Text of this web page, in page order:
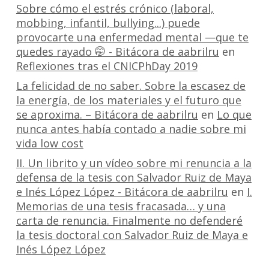
Sobre cómo el estrés crónico (laboral,
mobbing, infantil, bullying...) puede
provocarte una enfermedad mental —que te
quedes rayado 🤭 - Bitácora de aabrilru en
Reflexiones tras el CNICPhDay 2019
La felicidad de no saber. Sobre la escasez de
la energía, de los materiales y el futuro que
se aproxima. – Bitácora de aabrilru en Lo que
nunca antes había contado a nadie sobre mi
vida low cost
II. Un librito y un vídeo sobre mi renuncia a la
defensa de la tesis con Salvador Ruiz de Maya
e Inés López López - Bitácora de aabrilru en I.
Memorias de una tesis fracasada… y una
carta de renuncia. Finalmente no defenderé
la tesis doctoral con Salvador Ruiz de Maya e
Inés López López